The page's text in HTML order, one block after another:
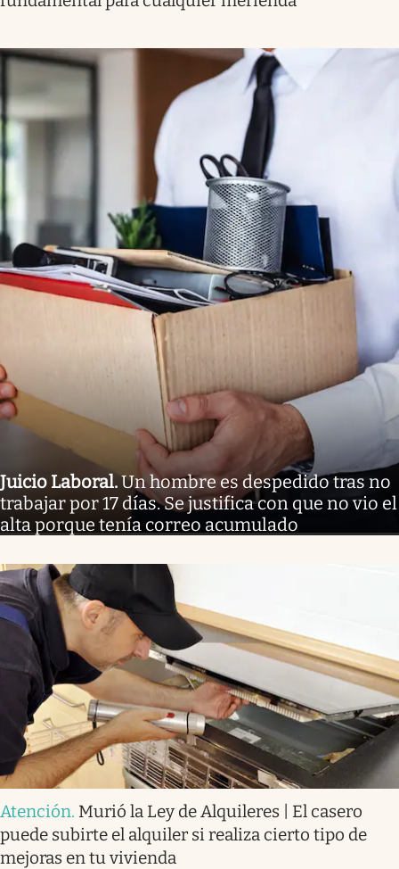
Juicio Laboral.Un hombre es despedido tras no
trabajar por 17 días. Se justifica con que no vio el
alta porque tenía correo acumulado
Atención. Murió la Ley de Alquileres | El casero
puede subirte el alquiler si realiza cierto tipo de
mejoras en tu vivienda